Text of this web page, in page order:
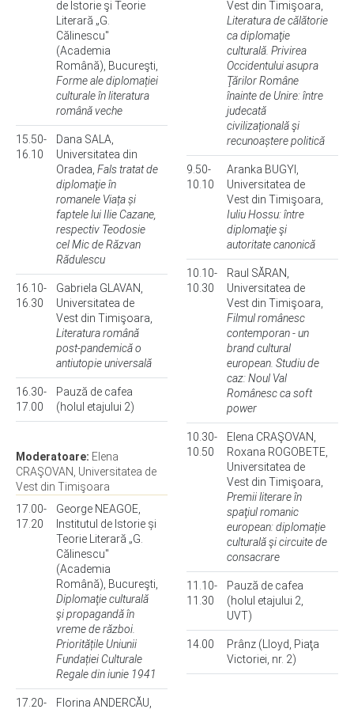
de Istorie şi Teorie
Literară „G.
Călinescu"
(Academia
Română), Bucureşti,
Forme ale diplomației
culturale în literatura
română veche
15.50-
16.10
Dana SALA,
Universitatea din
Oradea, Fals tratat de
diplomaţie în
romanele Viața și
faptele lui Ilie Cazane,
respectiv Teodosie
cel Mic de Răzvan
Rădulescu
16.10-
16.30
Gabriela GLAVAN,
Universitatea de
Vest din Timişoara,
Literatura română
post-pandemică o
antiutopie universală
16.30-
17.00
Pauză de cafea
(holul etajului 2)
Moderatoare: Elena
CRAŞOVAN, Universitatea de
Vest din Timişoara
17.00-
17.20
George NEAGOE,
Institutul de Istorie și
Teorie Literară „G.
Călinescu"
(Academia
Română), Bucureşti,
Diplomaţie culturală
şi propagandă în
vreme de război.
Prioritățile Uniunii
Fundației Culturale
Regale din iunie 1941
17.20- Florina ANDERCĂU,
Vest din Timişoara,
Literatura de călătorie
ca diplomaţie
culturală. Privirea
Occidentului asupra
Ţărilor Române
înainte de Unire: între
judecată
civilizațională şi
recunoaștere politică
9.50-
10.10
Aranka BUGYI,
Universitatea de
Vest din Timişoara,
Iuliu Hossu: între
diplomaţie şi
autoritate canonică
10.10-
10.30
Raul SĂRAN,
Universitatea de
Vest din Timişoara,
Filmul românesc
contemporan - un
brand cultural
european. Studiu de
caz: Noul Val
Românesc ca soft
power
10.30-
10.50
Elena CRAŞOVAN,
Roxana ROGOBETE,
Universitatea de
Vest din Timişoara,
Premii literare în
spaţiul romanic
european: diplomație
culturală şi circuite de
consacrare
11.10-
11.30
Pauză de cafea
(holul etajului 2,
UVT)
14.00
Prânz (Lloyd, Piaţa
Victoriei, nr. 2)